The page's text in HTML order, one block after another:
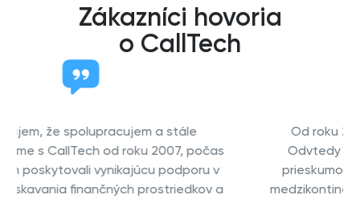
Zákazníci hovoria
o CallTech
Od roku 2006 spolupracujeme s CallTech.
Odvtedy uskutočnili niekoľko telefonických
prieskumov a desk researchov v Európe a na
medzikontinentálnej úrovni (Mexiko, Južná Afrika).